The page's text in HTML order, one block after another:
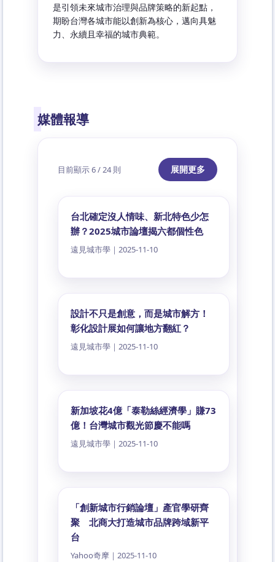
是引領未來城市治理與品牌策略的新起點，
期盼台灣各城市能以創新為核心，邁向具魅
力、永續且幸福的城市典範。
媒體報導
目前顯示6 / 24則 展開更多
台北確定沒人情味、新北特色少怎
辦？2025城市論壇揭六都個性色
遠見城市學｜2025-11-10
設計不只是創意，而是城市解方！
彰化設計展如何讓地方翻紅？
遠見城市學｜2025-11-10
新加坡花4億「泰勒絲經濟學」賺73
億！台灣城市觀光節慶不能嗎
遠見城市學｜2025-11-10
「創新城市行銷論壇」產官學研齊
聚 北商大打造城市品牌跨域新平
台
Yahoo奇摩｜2025-11-10